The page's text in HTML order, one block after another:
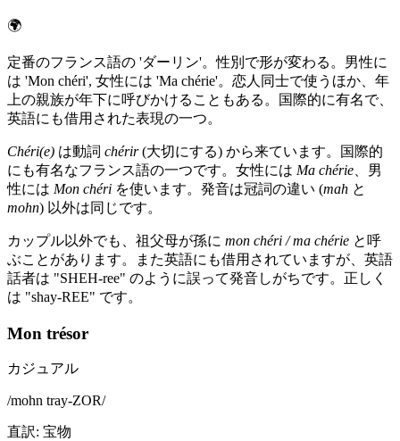
🌍
定番のフランス語の 'ダーリン'。性別で形が変わる。男性に
は 'Mon chéri', 女性には 'Ma chérie'。恋人同士で使うほか、年
上の親族が年下に呼びかけることもある。国際的に有名で、
英語にも借用された表現の一つ。
Chéri(e) は動詞 chérir(大切にする) から来ています。国際的
にも有名なフランス語の一つです。女性には Ma chérie 、男
性には Mon chéri を使います。発音は冠詞の違い (mah と
mohn) 以外は同じです。
カップル以外でも、祖父母が孫に mon chéri / ma chérie と呼
ぶことがあります。また英語にも借用されていますが、英語
話者は "SHEH-ree" のように誤って発音しがちです。正しく
は "shay-REE" です。
Mon trésor
カジュアル
/mohn tray-ZOR/
直訳: 宝物